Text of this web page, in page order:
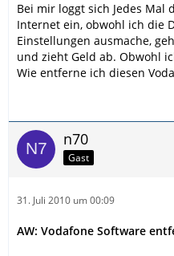
Bei mir loggt sich Jedes Mal
Internet ein, obwohl ich die
Einstellungen ausmache,
und zieht Geld ab. Obwohl
Wie entferne ich diesen
n70
Gast
31. Juli 2010 um 00:09
AW: Vodafone Software